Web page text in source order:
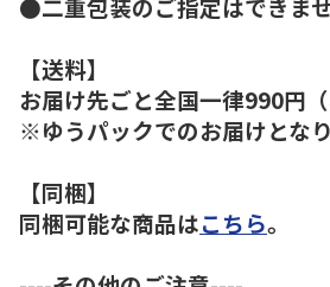
【送料】
お届け先ごと全国一律990円（
※ゆうパックでのお届けとなり
【同梱】
同梱可能な商品はこちら。